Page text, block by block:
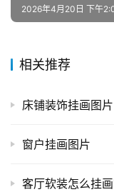
2026年4月20日 下午
相关推荐
床铺装饰挂画图片
窗户挂画图片
客厅软装怎么挂